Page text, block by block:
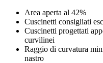
Area aperta al 42%
Cuscinetti consigliati
Cuscinetti progettati
curvilinei
Raggio di curvatura
nastro